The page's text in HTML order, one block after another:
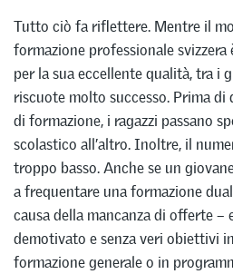
Tutto ciò fa riflettere. Mentre il
formazione professionale
per la sua eccellente qualità, tra i
riscuote molto successo. Prima
di formazione, i ragazzi passano
scolastico all’altro. Inoltre, il
troppo basso. Anche se un
a frequentare una formazione
causa della mancanza di offerte –
demotivato e senza veri obiettivi
formazione generale o in